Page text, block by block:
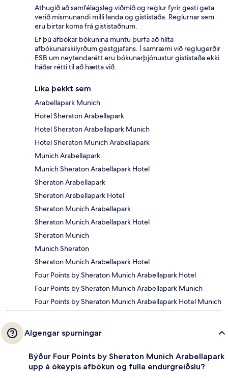
Athugið að samfélagsleg viðmið og reglur fyrir gesti geta
verið mismunandi milli landa og gististaða. Reglurnar sem
eru birtar koma frá gististaðnum.
Ef þú afbókar bókunina muntu þurfa að hlíta
afbókunarskilyrðum gestgjafans. Í samræmi við reglugerðir
ESB um neytendarétt eru bókunarþjónustur gististaða ekki
háðar rétti til að hætta við.
Líka þekkt sem
Arabellapark Munich
Hotel Sheraton Arabellapark
Hotel Sheraton Arabellapark Munich
Hotel Sheraton Munich Arabellapark
Munich Arabellapark
Munich Sheraton Arabellapark Hotel
Sheraton Arabellapark
Sheraton Arabellapark Hotel
Sheraton Munich Arabellapark
Sheraton Munich Arabellapark Hotel
Sheraton Munich
Munich Sheraton
Sheraton Munich Arabellapark Hotel
Four Points by Sheraton Munich Arabellapark Hotel
Four Points by Sheraton Munich Arabellapark Munich
Four Points by Sheraton Munich Arabellapark Hotel Munich
Algengar spurningar
Býður Four Points by Sheraton Munich Arabellapark
upp á ókeypis afbókun og fulla endurgreiðslu?